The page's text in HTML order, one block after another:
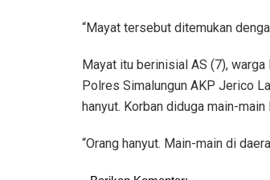
“Mayat tersebut ditemukan
Mayat itu berinisial AS (7),
Polres Simalungun AKP Jerico
hanyut. Korban diduga main-
“Orang hanyut. Main-main di